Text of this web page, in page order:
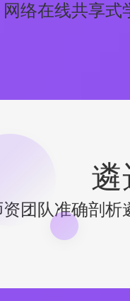
网络在线共享式
遴
团队准确剖析